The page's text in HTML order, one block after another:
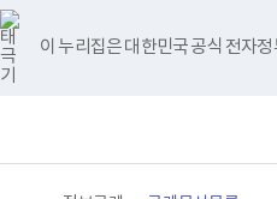
바
로
가
기
메
이 누리집은 대한민국 공식 전자
너
비
767px
이
하
영메
홈
유
튜
브
블
로
그
인
스
타
그
램
페
이
스
북